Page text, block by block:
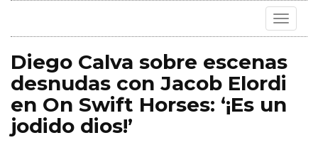
Toggle
Diego Calva sobre escenas
desnudas con Jacob Elordi
en On Swift Horses: ‘¡Es un
jodido dios!’